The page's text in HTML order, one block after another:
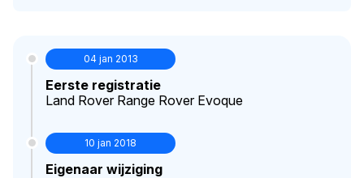
04 jan 2013
Eerste registratie
Land Rover Range Rover Evoque
10 jan 2018
Eigenaar wijziging